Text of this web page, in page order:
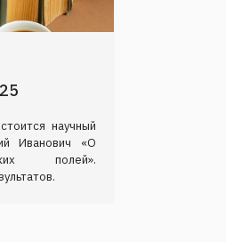
научный
Иванович «О
полей».